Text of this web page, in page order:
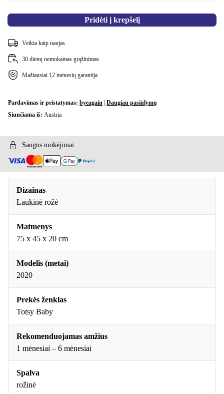
Pridėti į krepšelį
Veikia kaip naujas
30 dienų nemokamas grąžinimas
Mažiausiai 12 mėnesių garantija
Pardavimas ir pristatymas: byeagain Daugiau pasiūlymų
Siunčiama iš: Austria
Saugūs mokėjimai
Dizainas
Laukinė rožė
Matmenys
75 x 45 x 20 cm
Modelis (metai)
2020
Prekės ženklas
Totsy Baby
Rekomenduojamas amžius
1 mėnesiai – 6 mėnesiai
Spalva
rožinė